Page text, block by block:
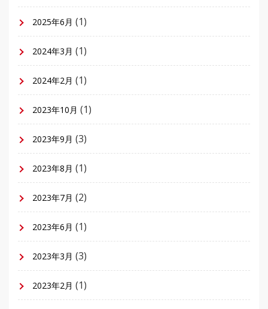
2025年6月 (1)
2024年3月 (1)
2024年2月 (1)
2023年10月 (1)
2023年9月 (3)
2023年8月 (1)
2023年7月 (2)
2023年6月 (1)
2023年3月 (3)
2023年2月 (1)